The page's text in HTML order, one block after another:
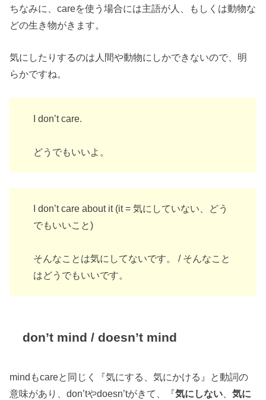
ちなみに、careを使う場合には主語が人、もしくは動物な
どの生き物がきます。
気にしたりするのは人間や動物にしかできないので、明
らかですね。
I don’t care.
どうでもいいよ。
I don’t care about it (it = 気にしていない、どう
でもいいこと)
そんなことは気にしてないです。 / そんなこと
はどうでもいいです。
don’t mind / doesn’t mind
mindもcareと同じく『気にする、気にかける』と動詞の
意味があり、don’tやdoesn’tがきて、『気にしない 、気に